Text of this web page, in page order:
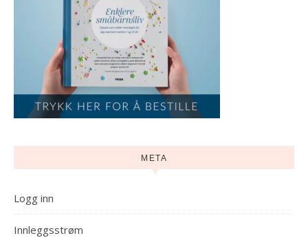
META
Logg inn
Innleggsstrøm